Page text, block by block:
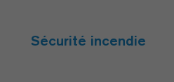
Sécurité incendie